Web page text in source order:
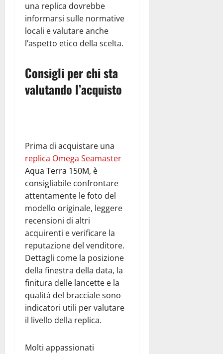
una replica dovrebbe
informarsi sulle normative
locali e valutare anche
l’aspetto etico della scelta.
Consigli per chi sta
valutando l’acquisto
Prima di acquistare una
replica Omega Seamaster
Aqua Terra 150M, è
consigliabile confrontare
attentamente le foto del
modello originale, leggere
recensioni di altri
acquirenti e verificare la
reputazione del venditore.
Dettagli come la posizione
della finestra della data, la
finitura delle lancette e la
qualità del bracciale sono
indicatori utili per valutare
il livello della replica.
Molti appassionati